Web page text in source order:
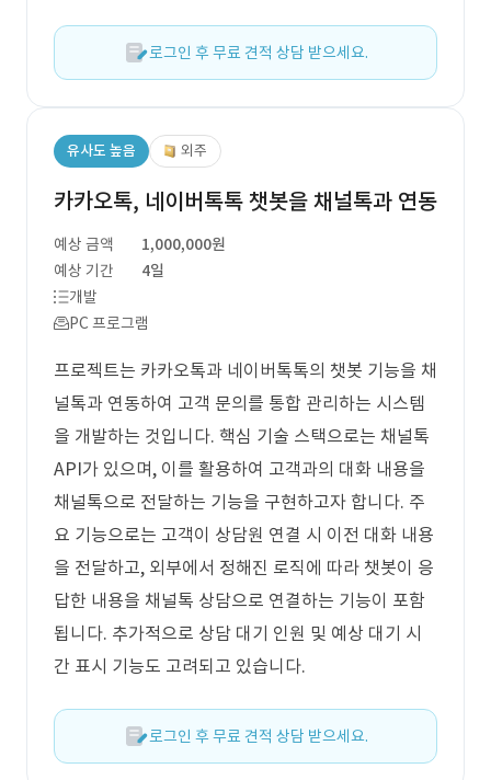
로그인 후 무료 견적 상담 받으세요.
유사도 높음 외주
카카오톡, 네이버톡톡 챗봇을 채널톡과 연동
예상 금액
1,000,000원
예상 기간
4일
개발
PC 프로그램
프로젝트는 카카오톡과 네이버톡톡의 챗봇 기능을 채
널톡과 연동하여 고객 문의를 통합 관리하는 시스템
을 개발하는 것입니다. 핵심 기술 스택으로는 채널톡
API가 있으며, 이를 활용하여 고객과의 대화 내용을
채널톡으로 전달하는 기능을 구현하고자 합니다. 주
요 기능으로는 고객이 상담원 연결 시 이전 대화 내용
을 전달하고, 외부에서 정해진 로직에 따라 챗봇이 응
답한 내용을 채널톡 상담으로 연결하는 기능이 포함
됩니다. 추가적으로 상담 대기 인원 및 예상 대기 시
간 표시 기능도 고려되고 있습니다.
로그인 후 무료 견적 상담 받으세요.